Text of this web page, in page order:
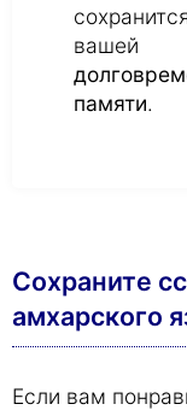
вашей
памяти.
Сохраните
амхарского
Если вам